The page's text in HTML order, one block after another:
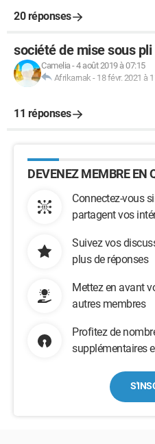
20 réponses
société de mise sous
Camelia-4 août 2019 à 07:15
Afrikarnak - 18 févr. 2021 à
11 réponses
DEVENEZ MEMBRE EN
Connectez-vous
partagent vos
Suivez vos
plus de réponses
Mettez en avant
autres membres
Profitez de
supplémentaires